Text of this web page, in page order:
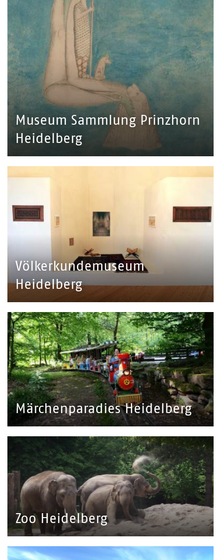
Museum Sammlung Prinzhorn
Heidelberg
Völkerkundemuseum
Heidelberg
Märchenparadies Heidelberg
Zoo Heidelberg